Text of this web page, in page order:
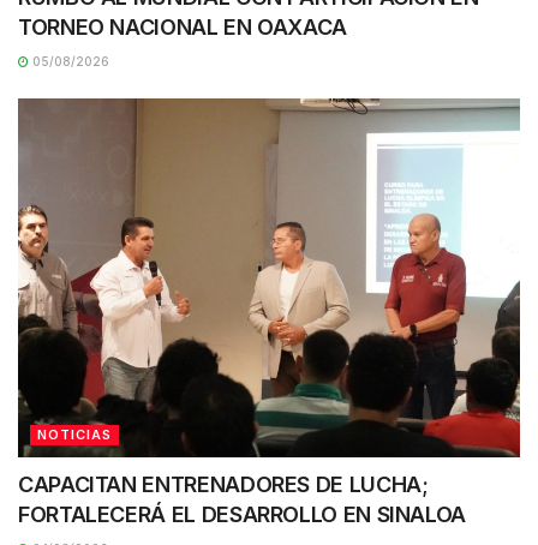
TORNEO NACIONAL EN OAXACA
05/08/2026
NOTICIAS
CAPACITAN ENTRENADORES DE LUCHA;
FORTALECERÁ EL DESARROLLO EN SINALOA